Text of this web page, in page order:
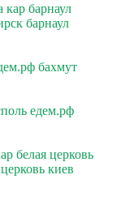
кар барнаул
барнаул
бахмут
едем.рф
белая церковь
киев